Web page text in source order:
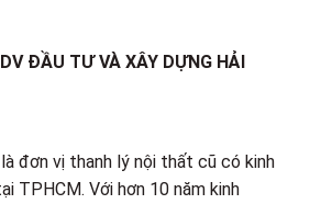
ĐẦU TƯ VÀ XÂY DỰNG HẢI
là đơn vị thanh lý nội thất cũ có kinh
TPHCM. Với hơn 10 năm kinh